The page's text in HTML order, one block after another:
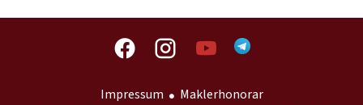
Impressum
Maklerhonorar